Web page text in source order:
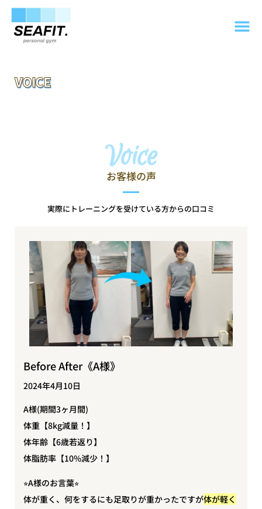
VOICE
Voice
お客様の声
実際にトレーニングを受けている方からの口コミ
Before After《A様》
2024年4月10日
A様(期間3ヶ月間)
体重【8kg減量！】
体年齢【6歳若返り】
体脂肪率【10%減少！】
⭐︎A様のお言葉⭐︎
体が重く、何をするにも足取りが重かったですが体が軽く